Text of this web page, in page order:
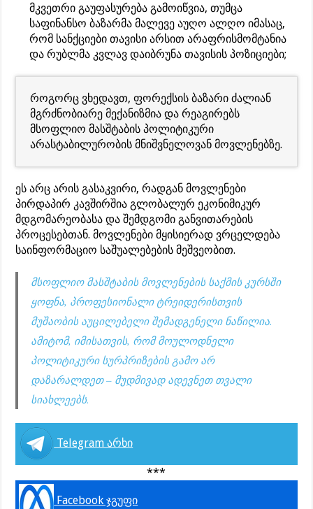
მკვეთრი გაუფასურება გამოიწვია, თუმცა
საფინანსო ბაზარმა მალევე აუღო ალღო იმასაც,
რომ სანქციები თავისი არსით არაფრისმომტანია
და რუბლმა კვლავ დაიბრუნა თავისის პოზიციები;
როგორც ვხედავთ, ფორექსის ბაზარი ძალიან
მგრძნობიარე მექანიზმია და რეაგირებს
მსოფლიო მასშტაბის პოლიტიკური
არასტაბილურობის მნიშვნელოვან მოვლენებზე.
ეს არც არის გასაკვირი, რადგან მოვლენები
პირდაპირ კავშირშია გლობალურ ეკონიმიკურ
მდგომარეობასა და შემდგომი განვითარების
პროცესებთან. მოვლენები მყისიერად ვრცელდება
საინფორმაციო საშუალებების მეშვეობით.
მსოფლიო მასშტაბის მოვლენების საქმის კურსში
ყოფნა, პროფესიონალი ტრეიდერისთვის
მუშაობის აუცილებელი შემადგენელი ნაწილია.
ამიტომ, იმისათვის, რომ მოულოდნელი
პოლიტიკური სურპრიზების გამო არ
დაზარალდეთ – მუდმივად ადევნეთ თვალი
სიახლეებს.
Telegram არხი
***
Facebook ჯგუფი